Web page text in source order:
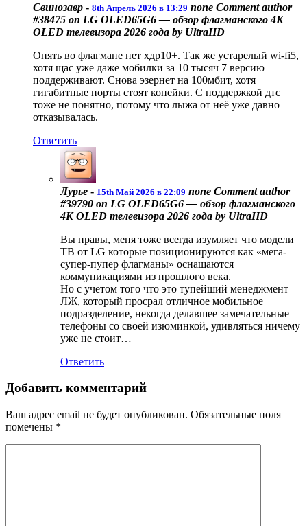
Свинозавр - 8th Апрель 2026 в 13:29 none Comment author
#38475 on LG OLED65G6 — обзор флагманского 4K
OLED телевизора 2026 года by UltraHD
Опять во флагмане нет хдр10+. Так же устарелый wi-fi5,
хотя щас уже даже мобилки за 10 тысяч 7 версию
поддерживают. Снова эзернет на 100мбит, хотя
гигабитные порты стоят копейки. С поддержкой дтс
тоже не понятно, потому что лыжа от неё уже давно
отказывалась.
Ответить
Лурье - 15th Май 2026 в 22:09 none Comment author
#39790 on LG OLED65G6 — обзор флагманского
4K OLED телевизора 2026 года by UltraHD
Вы правы, меня тоже всегда изумляет что модели
ТВ от LG которые позиционируются как «мега-
супер-пупер флагманы» оснащаются
коммуникациями из прошлого века.
Но с учетом того что это тупейший менеджмент
ЛЖ, который просрал отличное мобильное
подразделение, некогда делавшее замечательные
телефоны со своей изюминкой, удивляться ничему
уже не стоит…
Ответить
Добавить комментарий
Ваш адрес email не будет опубликован. Обязательные поля
помечены *